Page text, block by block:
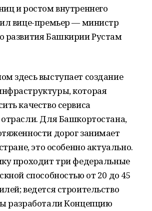
и ростом внутреннего
вице-премьер — министр
развития Башкирии Рустам
здесь выступает создание
которая
качество сервиса
Для Башкортостана,
дорог занимает
это особенно актуально.
проходит три федеральные
способностью от 20 до 45
ведется строительство
разработали Концепцию